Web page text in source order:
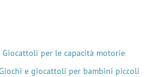
Giocattoli per le capacità motorie
e giocattoli per bambini piccoli